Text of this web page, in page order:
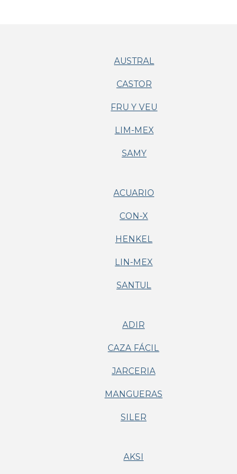
AUSTRAL
CASTOR
FRU Y VEU
LIM-MEX
SAMY
ACUARIO
CON-X
HENKEL
LIN-MEX
SANTUL
ADIR
CAZA FÁCIL
JARCERIA
MANGUERAS
SILER
AKSI